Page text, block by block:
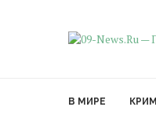
В МИРЕ